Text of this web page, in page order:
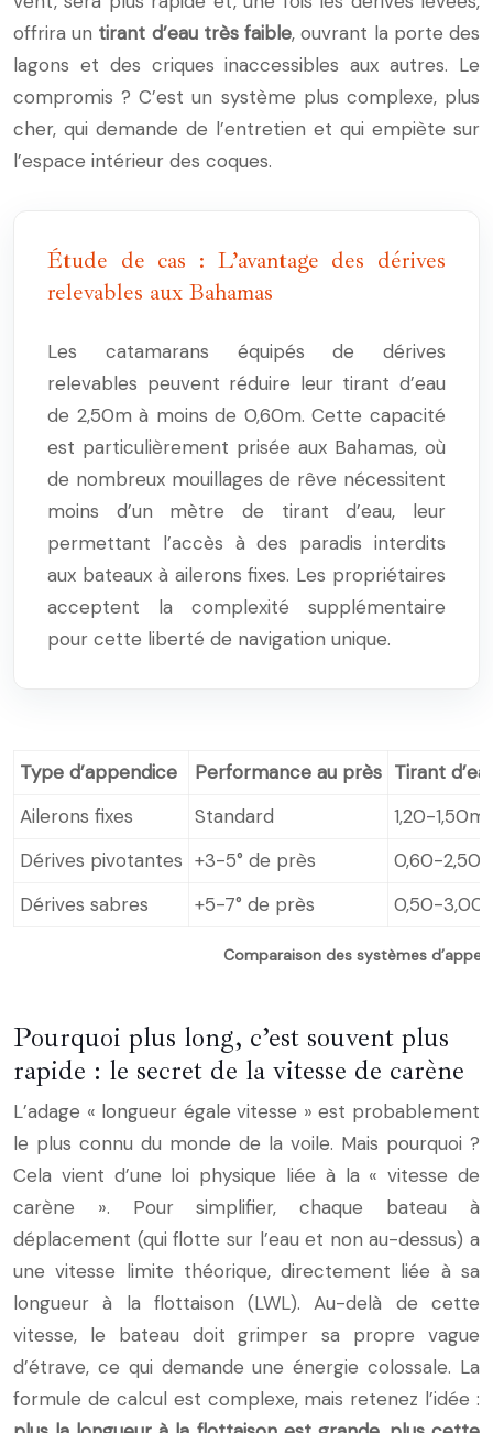
offrira un tirant d’eau très faible, ouvrant la porte des
lagons et des criques inaccessibles aux autres. Le
compromis ? C’est un système plus complexe, plus
cher, qui demande de l’entretien et qui empiète sur
l’espace intérieur des coques.
Étude de cas : L’avantage des dérives
relevables aux Bahamas
Les catamarans équipés de dérives
relevables peuvent réduire leur tirant d’eau
de 2,50m à moins de 0,60m. Cette capacité
est particulièrement prisée aux Bahamas, où
de nombreux mouillages de rêve nécessitent
moins d’un mètre de tirant d’eau, leur
permettant l’accès à des paradis interdits
aux bateaux à ailerons fixes. Les propriétaires
acceptent la complexité supplémentaire
pour cette liberté de navigation unique.
Comparaison des systèmes
Type d’appendice Performance au près Tirant
Ailerons fixes
Standard
1,20-1,50m
Dérives pivotantes +3-5° de près
0,60-
Dérives sabres
+5-7° de près 0,50-
Pourquoi plus long, c’est souvent plus
rapide : le secret de la vitesse de carène
L’adage « longueur égale vitesse » est probablement
le plus connu du monde de la voile. Mais pourquoi ?
Cela vient d’une loi physique liée à la « vitesse de
carène ». Pour simplifier, chaque bateau à
déplacement (qui flotte sur l’eau et non au-dessus) a
une vitesse limite théorique, directement liée à sa
longueur à la flottaison (LWL). Au-delà de cette
vitesse, le bateau doit grimper sa propre vague
d’étrave, ce qui demande une énergie colossale. La
formule de calcul est complexe, mais retenez l’idée :